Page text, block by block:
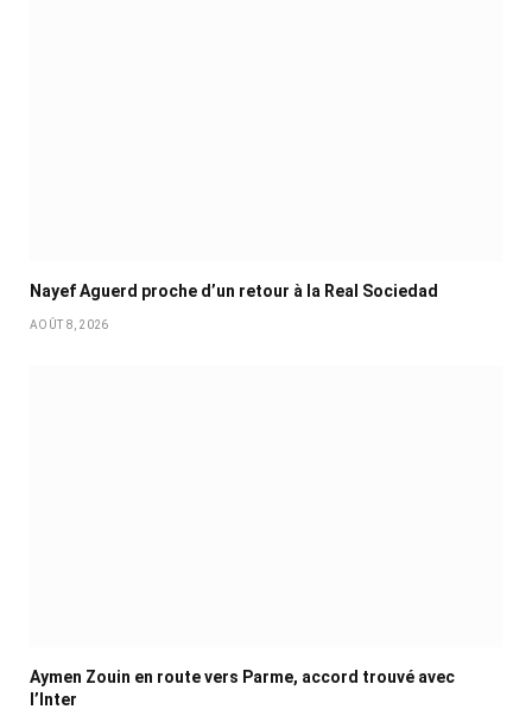
Nayef Aguerd proche d’un retour à la Real Sociedad
AOÛT 8, 2026
Aymen Zouin en route vers Parme, accord trouvé avec
l’Inter